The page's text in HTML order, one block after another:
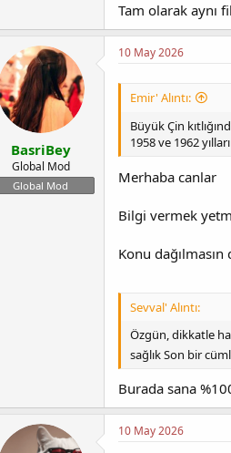
Tam olarak aynı
BasriBey
Global Mod
Global Mod
10 May 2026
Emir' Alıntı:
Büyük Çin
1958 ve 1962
Merhaba canlar
Bilgi vermek
Konu
Sevval' Alıntı:
Özgün, dikkatle
sağlık Son bir
Burada sana
10 May 2026